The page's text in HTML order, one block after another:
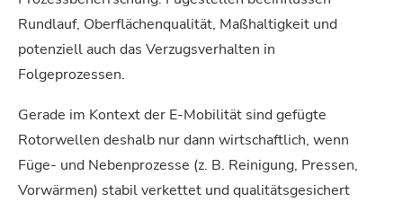
Rundlauf, Oberflächenqualität, Maßhaltigkeit und
potenziell auch das Verzugsverhalten in
Folgeprozessen.
Gerade im Kontext der E-Mobilität sind gefügte
Rotorwellen deshalb nur dann wirtschaftlich, wenn
Füge- und Nebenprozesse (z. B. Reinigung, Pressen,
Vorwärmen) stabil verkettet und qualitätsgesichert